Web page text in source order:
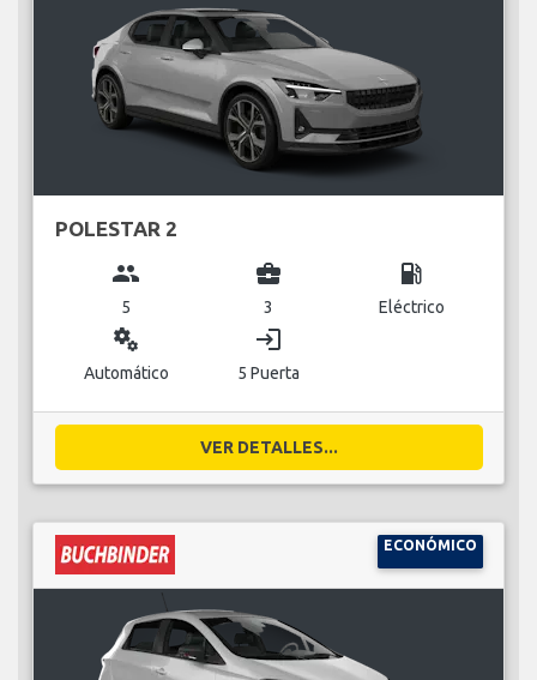
POLESTAR 2
group
5
business_center
3
local_gas_station
Eléctrico
miscellaneous_services
Automático
login
5 Puerta
VER DETALLES...
ECONÓMICO